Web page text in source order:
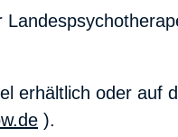
erhältlich oder auf
).